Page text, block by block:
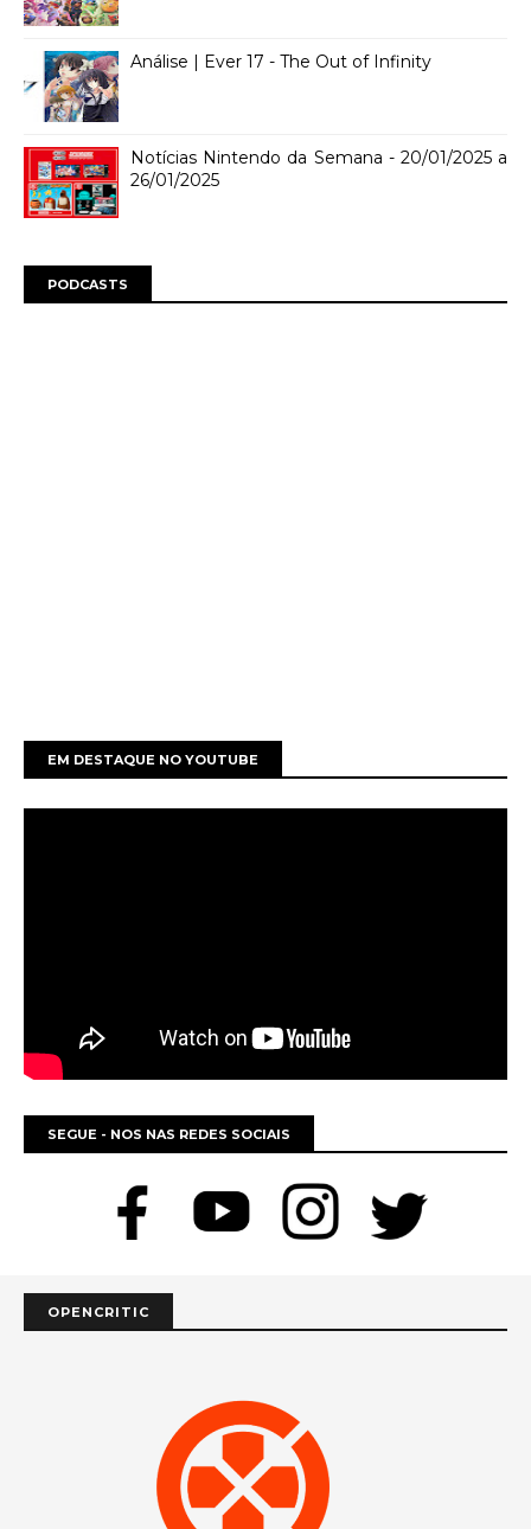
Análise | Ever 17 - The Out of Infinity
Notícias Nintendo da Semana - 20/01/2025 a
26/01/2025
PODCASTS
EM DESTAQUE NO YOUTUBE
SEGUE - NOS NAS REDES SOCIAIS
OPENCRITIC